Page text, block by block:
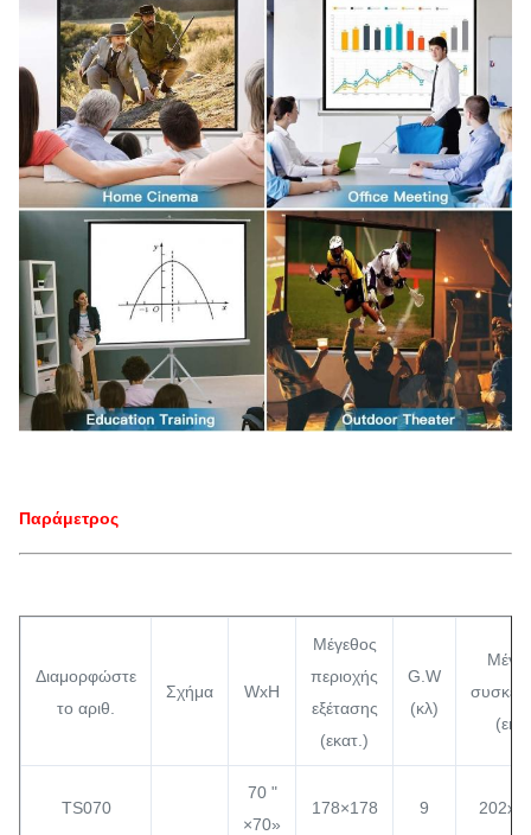
Παράμετρος
Διαμορφώστε
το αριθ.
Σχήμα WxH
Μέγεθος
περιοχής
εξέτασης
(εκατ.)
G.W
(κλ)
TS070
70 "
×70»
178×178 9